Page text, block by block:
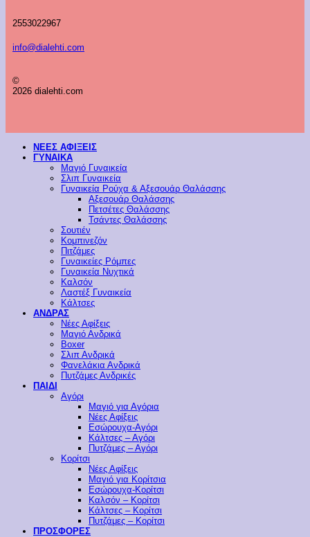
2553022967
info@dialehti.com
©
2026 dialehti.com
ΝΕΕΣ ΑΦΙΞΕΙΣ
ΓΥΝΑΙΚΑ
Μαγιό Γυναικεία
Σλιπ Γυναικεία
Γυναικεία Ρούχα & Αξεσουάρ Θαλάσσης
Αξεσουάρ Θαλάσσης
Πετσέτες Θαλάσσης
Τσάντες Θαλάσσης
Σουτιέν
Κομπινεζόν
Πιτζάμες
Γυναικείες Ρόμπες
Γυναικεία Νυχτικά
Καλσόν
Λαστέξ Γυναικεία
Κάλτσες
ΑΝΔΡΑΣ
Νέες Αφίξεις
Μαγιό Ανδρικά
Boxer
Σλιπ Ανδρικά
Φανελάκια Ανδρικά
Πυτζάμες Ανδρικές
ΠΑΙΔΙ
Αγόρι
Μαγιό για Αγόρια
Νέες Αφίξεις
Εσώρουχα-Αγόρι
Κάλτσες – Αγόρι
Πυτζάμες – Αγόρι
Κορίτσι
Νέες Αφίξεις
Μαγιό για Κορίτσια
Εσώρουχα-Κορίτσι
Καλσόν – Κορίτσι
Κάλτσες – Κορίτσι
Πυτζάμες – Κορίτσι
ΠΡΟΣΦΟΡΕΣ